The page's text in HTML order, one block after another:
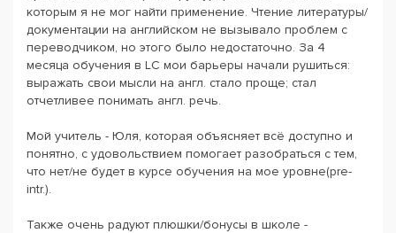
которым я не мог найти применение. Чтение литературы/
документации на английском не вызывало проблем с
переводчиком, но этого было недостаточно. За 4
месяца обучения в LC мои барьеры начали рушиться:
выражать свои мысли на англ. стало проще; стал
отчетливее понимать англ. речь.
Мой учитель - Юля, которая объясняет всё доступно и
понятно, с удовольствием помогает разобраться с тем,
что нет/не будет в курсе обучения на мое уровне(pre-
intr.).
Также очень радуют плюшки/бонусы в школе -